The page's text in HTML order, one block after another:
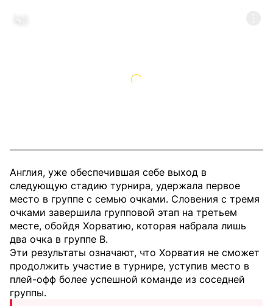
Англия, уже обеспечившая себе выход в
следующую стадию турнира, удержала первое
место в группе с семью очками. Словения с тремя
очками завершила групповой этап на третьем
месте, обойдя Хорватию, которая набрала лишь
два очка в группе B.
Эти результаты означают, что Хорватия не сможет
продолжить участие в турнире, уступив место в
плей-офф более успешной команде из соседней
группы.